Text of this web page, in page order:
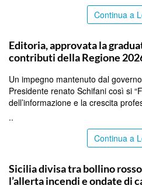
Continua a
Editoria, approvata la
contributi della Regione
Un impegno mantenuto dal
Presidente renato Schifani così si
dell’informazione e la crescita
..
Continua a
Sicilia divisa tra bollino
l’allerta incendi e ondate di